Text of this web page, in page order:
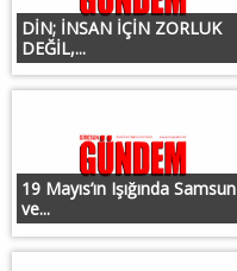
DİN; İNSAN İÇİN ZORLUK
DEĞİL,...
19 Mayıs’ın Işığında Samsun
ve...